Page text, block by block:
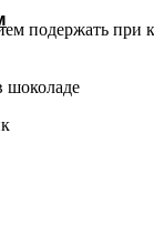
подержать при
шоколаде